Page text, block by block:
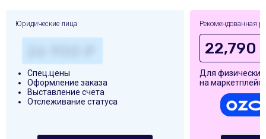
Юридические лица
Спец.цены
Оформление заказа
Выставление счета
Отслеживание статуса
Рекомендованная
22,790
Для
на